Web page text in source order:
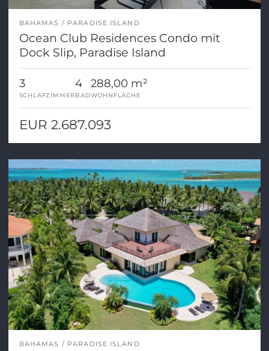
BAHAMAS PARADISE ISLAND
Ocean Club Residences Condo mit
Dock Slip, Paradise Island
3
SCHLAFZIMMER
4
BAD
288,00 m²
WOHNFLÄCHE
EUR 2.687.093
BAHAMAS PARADISE ISLAND